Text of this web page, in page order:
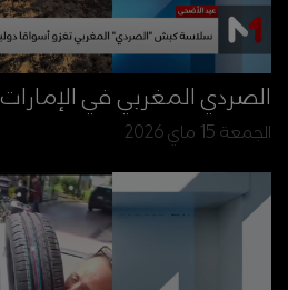
الصردي المغربي في الإمارات
الجمعة 15 ماي 2026